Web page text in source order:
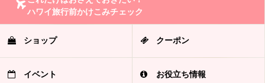
ハワイ旅行前かけこみチェック
ショップ クーポン
イベント お役立ち情報